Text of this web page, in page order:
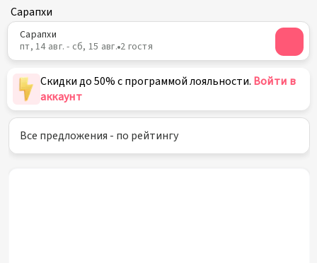
Сарапхи
Сарапхи
пт, 14 авг. - сб, 15 авг. 2 гостя
Скидки до 50% с программой лояльности. Войти в
аккаунт
Все предложения - по рейтингу